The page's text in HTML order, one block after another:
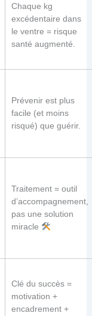
Chaque kg
excédentaire dans
le ventre = risque
santé augmenté.
Prévenir est plus
facile (et moins
risqué) que guérir.
Traitement = outil
d’accompagnement,
pas une solution
miracle
Clé du succès =
motivation +
encadrement +